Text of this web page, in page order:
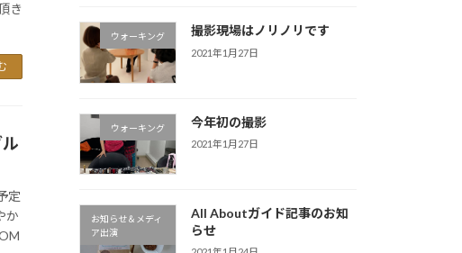
き
定
か
ウォーキング 撮影現場はノリノリです
2021年1月27日
ウォーキング 今年初の撮影
2021年1月27日
お知らせ＆メディ
ア出演
All Aboutガイド記事のお知
らせ